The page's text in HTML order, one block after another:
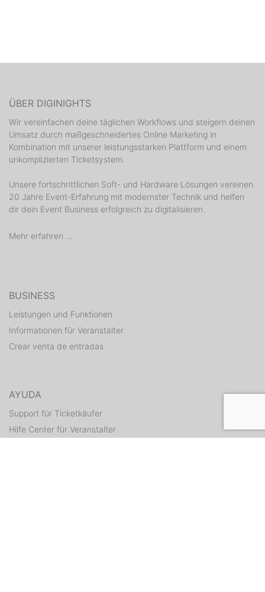
ÜBER DIGINIGHTS
Wir vereinfachen deine täglichen Workflows und steigern deinen
Umsatz durch maßgeschneidertes Online Marketing in
Kombination mit unserer leistungsstarken Plattform und einem
unkomplizierten Ticketsystem.
Unsere fortschrittlichen Soft- und Hardware Lösungen vereinen
20 Jahre Event-Erfahrung mit modernster Technik und helfen
dir dein Event Business erfolgreich zu digitalisieren.
Mehr erfahren ...
BUSINESS
Leistungen und Funktionen
Informationen für Veranstalter
Crear venta de entradas
AYUDA
Support für Ticketkäufer
Hilfe Center für Veranstalter